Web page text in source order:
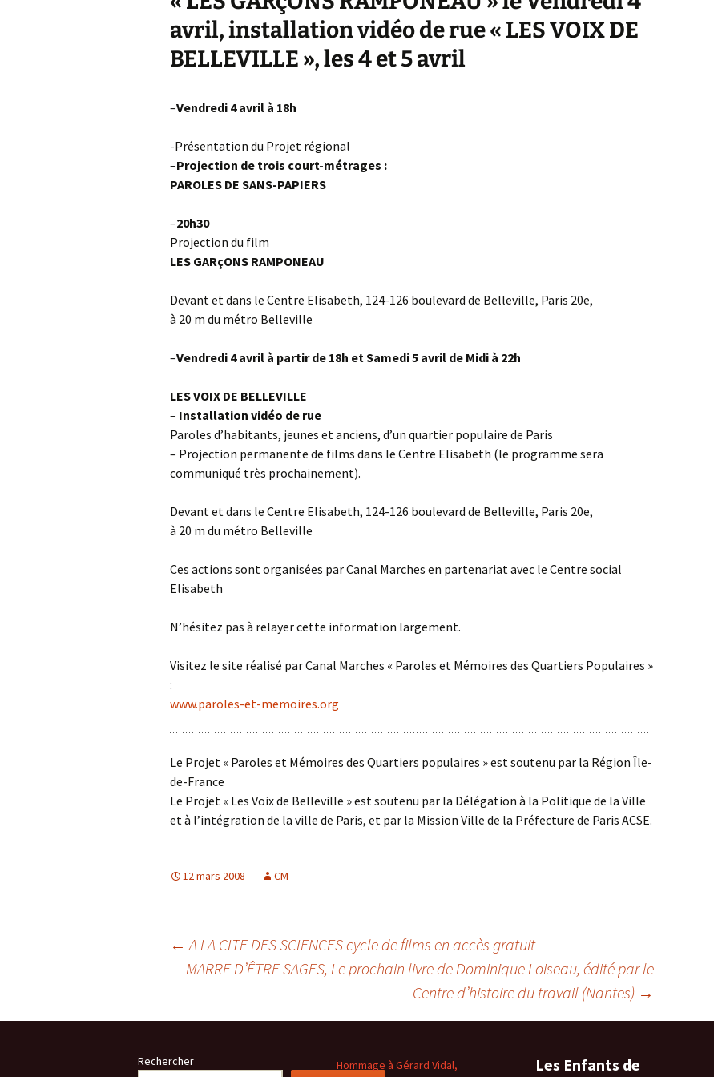
avril, installation vidéo de rue « LES VOIX DE
BELLEVILLE », les 4 et 5 avril
–Vendredi 4 avril à 18h
-Présentation du Projet régional
–Projection de trois court-métrages :
PAROLES DE SANS-PAPIERS
–20h30
Projection du film
LES GARçONS RAMPONEAU
Devant et dans le Centre Elisabeth, 124-126 boulevard de Belleville, Paris 20e,
à 20 m du métro Belleville
–Vendredi 4 avril à partir de 18h et Samedi 5 avril de Midi à 22h
LES VOIX DE BELLEVILLE
– Installation vidéo de rue
Paroles d’habitants, jeunes et anciens, d’un quartier populaire de Paris
– Projection permanente de films dans le Centre Elisabeth (le programme sera
communiqué très prochainement).
Devant et dans le Centre Elisabeth, 124-126 boulevard de Belleville, Paris 20e,
à 20 m du métro Belleville
Ces actions sont organisées par Canal Marches en partenariat avec le Centre social
Elisabeth
N’hésitez pas à relayer cette information largement.
Visitez le site réalisé par Canal Marches « Paroles et Mémoires des Quartiers Populaires »
:
www.paroles-et-memoires.org
Le Projet « Paroles et Mémoires des Quartiers populaires » est soutenu par la Région Île-
de-France
Le Projet « Les Voix de Belleville » est soutenu par la Délégation à la Politique de la Ville
et à l’intégration de la ville de Paris, et par la Mission Ville de la Préfecture de Paris ACSE.
12 mars 2008 CM
Navigation
articles
← A LA CITE DES SCIENCES cycle de films en accès gratuit
MARRE D’ÊTRE SAGES, Le prochain livre de Dominique Loiseau, édité par le
Centre d’histoire du travail (Nantes) →
Rechercher
Hommage à Gérard Vidal,
Les Enfants de